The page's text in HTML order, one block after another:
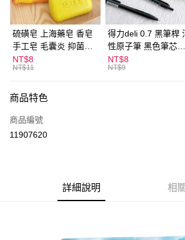
街口支付
悠遊付
ATM付款
全家取貨付款
每筆NT$60，滿NT$599(含以上)免運費
付款後全家取貨
每筆NT$60，滿NT$599(含以上)免運費
硫磺皂 上海藥皂 香皂
手工皂 毛囊炎 抑菌除
蟎 清潔護膚 去油去痘
寵物皮膚病 狗狗貓咪
NT$8
NT$11
得力deli 0.7 黑筆桿
性原子筆 黑色筆芯
S304
NT$8
NT$9
商品特色
商品編號
11907620
詳細說明 相